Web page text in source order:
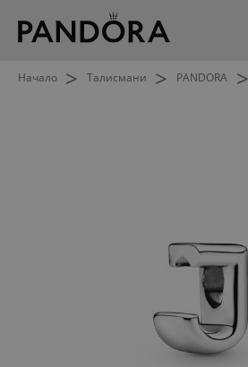
Начало > Талисмани > PANDORA >